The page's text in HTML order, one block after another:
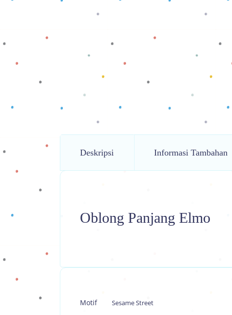
Deskripsi Informasi Tambahan
Oblong Panjang Elmo
Motif Sesame Street